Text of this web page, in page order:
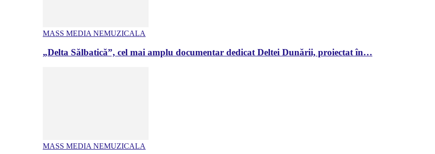
MASS MEDIA NEMUZICALA
„Delta Sălbatică”, cel mai amplu documentar dedicat Deltei Dunării, proiectat în…
MASS MEDIA NEMUZICALA